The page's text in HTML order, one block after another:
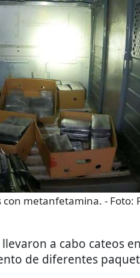
con metanfetamina. - Foto:
a cabo cateos en
de diferentes